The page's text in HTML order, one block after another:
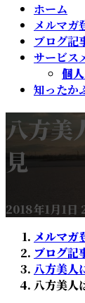
ホーム
メルマガ
ブログ記
サービス
個
知ったか
八方美
見
2018年1月1日
メルマガ
ブログ記
八方美人
八方美人